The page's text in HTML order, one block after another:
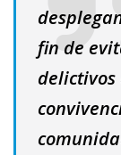
fin de